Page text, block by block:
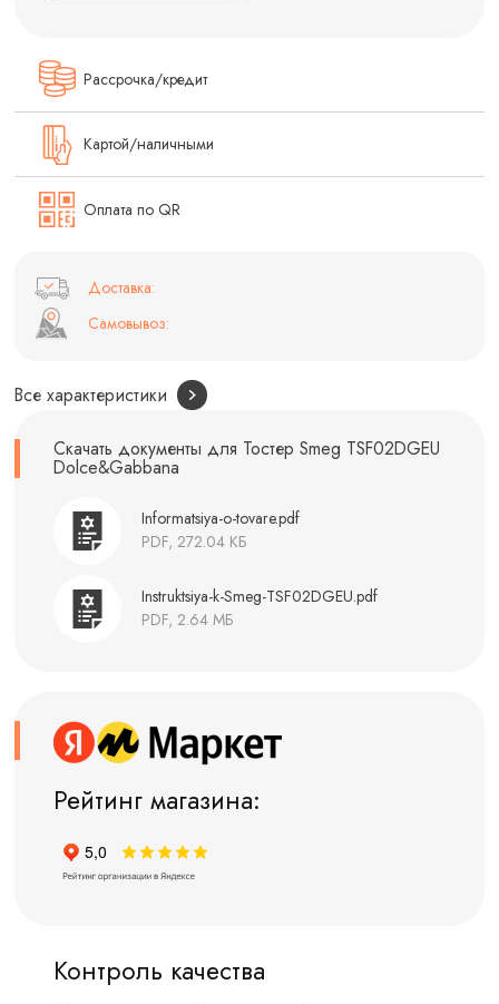
Рассрочка/кредит
Картой/наличными
Оплата по QR
Доставка:
Самовывоз:
Все характеристики
Скачать документы для Тостер Smeg TSF02DGEU
Dolce&Gabbana
Informatsiya-o-tovare.pdf
PDF, 272.04 КБ
Instruktsiya-k-Smeg-TSF02DGEU.pdf
PDF, 2.64 МБ
Рейтинг магазина:
Контроль качества